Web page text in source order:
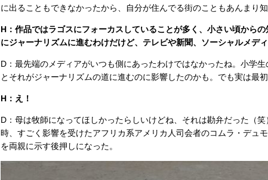
に出ることもできなかったから、自分が住んでる街のこともあんまり知
H：作品ではラゴスにフォーカスしていることが多く、小さい頃から
にジャーナリズムに進むわけだけど、テレビや新聞、ソーシャルメデ
D：最先端のメディアがいつも側にあったわけではなかったね。小学
とそれがジャーナリズムの道に進むのに影響したのかも。でも実は最
H：え！
D：母は牧師になってほしかったらしいけどね、それは勘弁だった（
時、すごく影響を受けたアフリカ系アメリカ人司会者のコムラ・デュ
を両親に示す後押しになった。